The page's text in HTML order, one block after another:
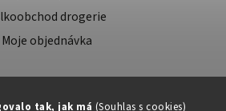
tak, jak má (Souhlas s cookies)
drogerie
Moje objednávka